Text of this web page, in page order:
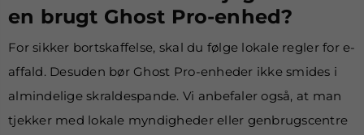
en brugt Ghost Pro-enhed?
For sikker bortskaffelse, skal du følge lokale regler for e-
affald. Desuden bør Ghost Pro-enheder ikke smides i
almindelige skraldespande. Vi anbefaler også, at man
tjekker med lokale myndigheder eller genbrugscentre